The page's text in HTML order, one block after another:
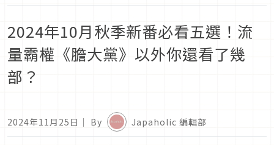
2024年10月秋季新番必看五選！流
量霸權《膽大黨》以外你還看了幾
部？
2024年11月25日 ｜ By Japaholic 編輯部